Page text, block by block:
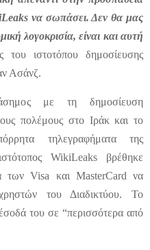
να σωπάσει. Δεν θα μας
λογοκρισία, είναι και αυτή
ιστοτόπου δημοσίευσης
Ασάνζ.
με τη δημοσίευση
πολέμους στο Ιράκ και το
τηλεγραφήματα της
WikiLeaks βρέθηκε
των Visa και MasterCard να
του Διαδικτύου. Το
του σε “περισσότερα από